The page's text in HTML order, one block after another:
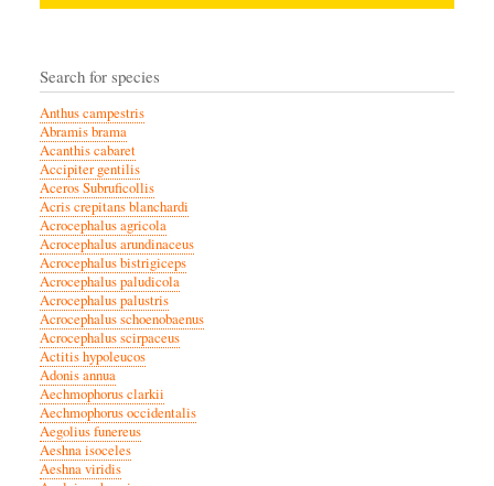
Search for species
Anthus campestris
Abramis brama
Acanthis cabaret
Accipiter gentilis
Aceros Subruficollis
Acris crepitans blanchardi
Acrocephalus agricola
Acrocephalus arundinaceus
Acrocephalus bistrigiceps
Acrocephalus paludicola
Acrocephalus palustris
Acrocephalus schoenobaenus
Acrocephalus scirpaceus
Actitis hypoleucos
Adonis annua
Aechmophorus clarkii
Aechmophorus occidentalis
Aegolius funereus
Aeshna isoceles
Aeshna viridis